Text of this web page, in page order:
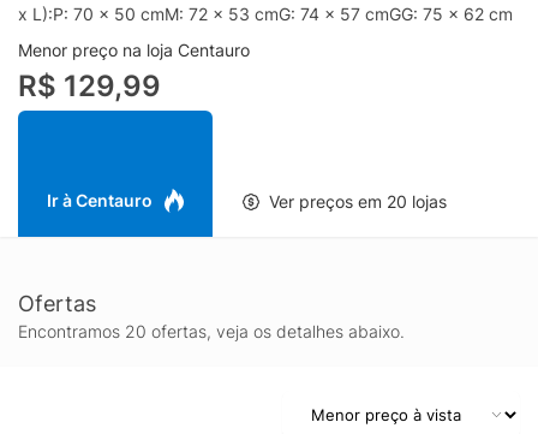
x L):P: 70 x 50 cmM: 72 x 53 cmG: 74 x 57 cmGG: 75 x 62 cm
Menor preço na loja Centauro
R$ 129,99
Ir à Centauro Ver preços em 20 lojas
Ofertas
Encontramos 20 ofertas, veja os detalhes abaixo.